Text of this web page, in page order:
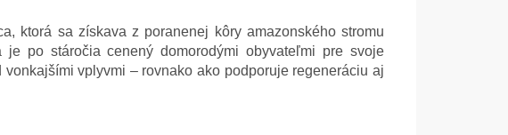
ktorá sa získava z poranenej kôry amazonského stromu
po stáročia cenený domorodými obyvateľmi pre svoje
vplyvmi – rovnako ako podporuje regeneráciu aj